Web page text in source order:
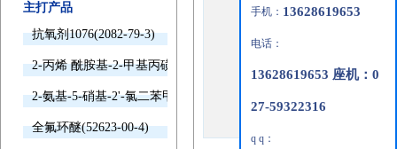
主打产品
抗氧剂1076(2082-79-3)
2-丙烯 酰胺基-2-甲基丙磺酸(15214-89-8)
2-氨基-5-硝基-2'-氯二苯甲酮(2011-66-7)
全氟环醚(52623-00-4)
手机： 13628619653
电话：
13628619653 座机：0
27-59322316
q q：